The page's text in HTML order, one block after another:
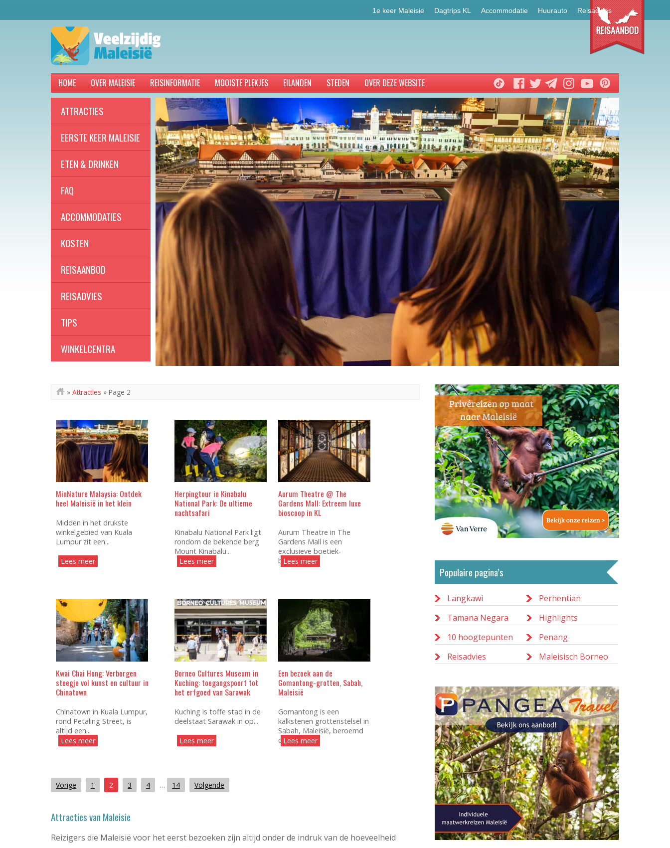
1e keer Maleisie Dagtrips KL Accommodatie Huurauto Reisadvies
HOME OVER MALEISIE REISINFORMATIE MOOISTE PLEKJES EILANDEN STEDEN OVER DEZE WEBSITE
ATTRACTIES
EERSTE KEER MALEISIE
ETEN & DRINKEN
FAQ
ACCOMMODATIES
KOSTEN
REISAANBOD
REISADVIES
TIPS
WINKELCENTRA
» Attracties » Page 2
MinNature Malaysia: Ontdek
heel Maleisië in het klein
Midden in het drukste
winkelgebied van Kuala
Lumpur zit een...
Lees meer
Herpingtour in Kinabalu
National Park: De ultieme
nachtsafari
Kinabalu National Park ligt
rondom de bekende berg
Mount Kinabalu...
Lees meer
Aurum Theatre @ The
Gardens Mall: Extreem luxe
bioscoop in KL
Aurum Theatre in The
Gardens Mall is een
exclusieve boetiek-
bioscoop...
Lees meer
Kwai Chai Hong: Verborgen
steegje vol kunst en cultuur in
Chinatown
Chinatown in Kuala Lumpur,
rond Petaling Street, is
altijd een...
Lees meer
Borneo Cultures Museum in
Kuching: toegangspoort tot
het erfgoed van Sarawak
Kuching is toffe stad in de
deelstaat Sarawak in op...
Lees meer
Een bezoek aan de
Gomantong-grotten, Sabah,
Maleisië
Gomantong is een
kalkstenen grottenstelsel in
Sabah, Maleisië, beroemd
om...
Lees meer
Vorige 1 2 3 4 … 14 Volgende
Attracties van Maleisie
Reizigers die Maleisië voor het eerst bezoeken zijn altijd onder de indruk van de hoeveelheid
Populaire pagina’s
Langkawi
Perhentian
Tamana Negara
Highlights
10 hoogtepunten
Penang
Reisadvies
Maleisisch Borneo